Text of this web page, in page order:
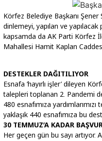
Körfez Belediye Başkanı
dinlemeyi, yapılan ve
kapsamda da AK Parti Körfez
Mahallesi Hamit Kaplan
DESTEKLER DAĞITILIYOR
Esnafa ‘hayırlı işler’ dileyen
talepleri toplanan 2. Pandemi
480 esnafımıza
yaklaşık 440 esnafımıza bu
30 TEMMUZ’A KADAR
Her geçen gün bu sayı artıyor.